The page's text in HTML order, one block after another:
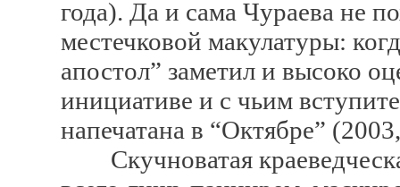
года). Да и сама Чураева не
местечковой макулатуры:
апостол” заметил и высоко
инициативе и с чьим
напечатана в “Октябре”
Скучноватая